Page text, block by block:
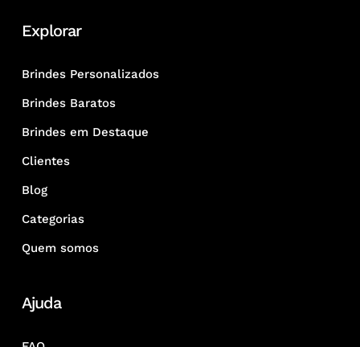
Explorar
Brindes Personalizados
Brindes Baratos
Brindes em Destaque
Clientes
Blog
Categorias
Quem somos
Ajuda